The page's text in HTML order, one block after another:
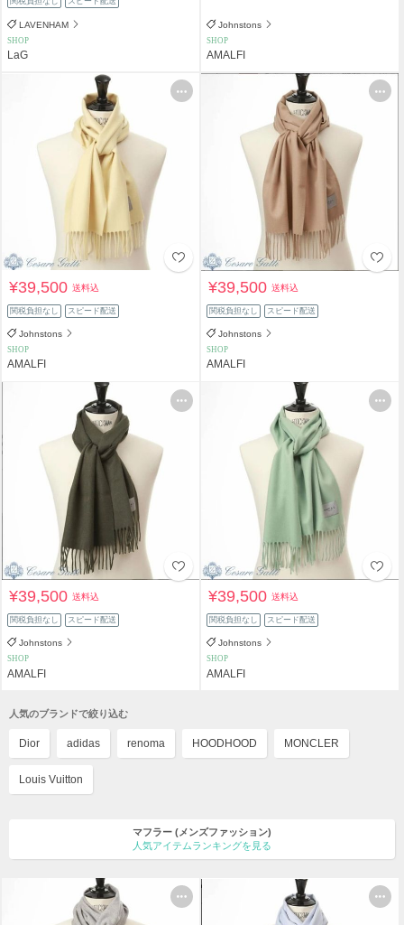
LAVENHAM
SHOP
LaG
Johnstons
SHOP
AMALFI
¥39,500送料込
関税負担なし スピード配送
Johnstons
SHOP
AMALFI
¥39,500送料込
関税負担なし スピード配送
Johnstons
SHOP
AMALFI
¥39,500送料込
関税負担なし スピード配送
Johnstons
SHOP
AMALFI
¥39,500送料込
関税負担なし スピード配送
Johnstons
SHOP
AMALFI
人気のブランドで絞り込む
Dior adidas renoma HOODHOOD MONCLER
Louis Vuitton
マフラー (メンズファッション)
人気アイテムランキングを見る